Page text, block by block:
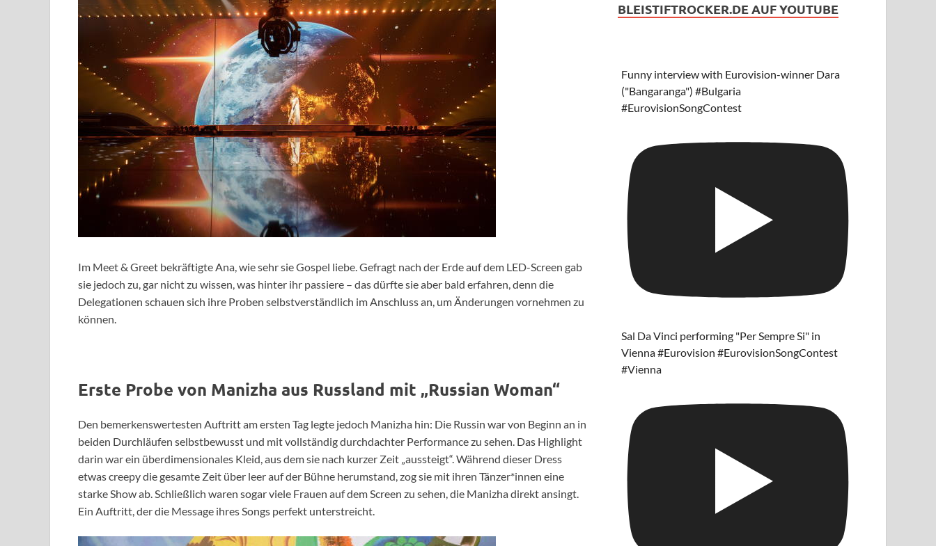
Im Meet & Greet bekräftigte Ana, wie sehr sie Gospel liebe. Gefragt nach der Erde auf dem LED-Screen gab
sie jedoch zu, gar nicht zu wissen, was hinter ihr passiere – das dürfte sie aber bald erfahren, denn die
Delegationen schauen sich ihre Proben selbstverständlich im Anschluss an, um Änderungen vornehmen zu
können.
Erste Probe von Manizha aus Russland mit „Russian Woman“
Den bemerkenswertesten Auftritt am ersten Tag legte jedoch Manizha hin: Die Russin war von Beginn an in
beiden Durchläufen selbstbewusst und mit vollständig durchdachter Performance zu sehen. Das Highlight
darin war ein überdimensionales Kleid, aus dem sie nach kurzer Zeit „aussteigt“. Während dieser Dress
etwas creepy die gesamte Zeit über leer auf der Bühne herumstand, zog sie mit ihren Tänzer*innen eine
starke Show ab. Schließlich waren sogar viele Frauen auf dem Screen zu sehen, die Manizha direkt ansingt.
Ein Auftritt, der die Message ihres Songs perfekt unterstreicht.
BLEISTIFTROCKER.DE AUF YOUTUBE
Funny interview with Eurovision-winner Dara
("Bangaranga") #Bulgaria
#EurovisionSongContest
Sal Da Vinci performing "Per Sempre Si" in
Vienna #Eurovision #EurovisionSongContest
#Vienna